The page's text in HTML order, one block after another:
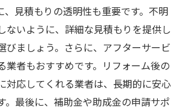
、見積もりの透明性も重要です。不明
ないように、詳細な見積もりを提供し
びましょう。さらに、アフターサービ
業者もおすすめです。リフォーム後の
対応してくれる業者は、長期的に安心
。最後に、補助金や助成金の申請サポ